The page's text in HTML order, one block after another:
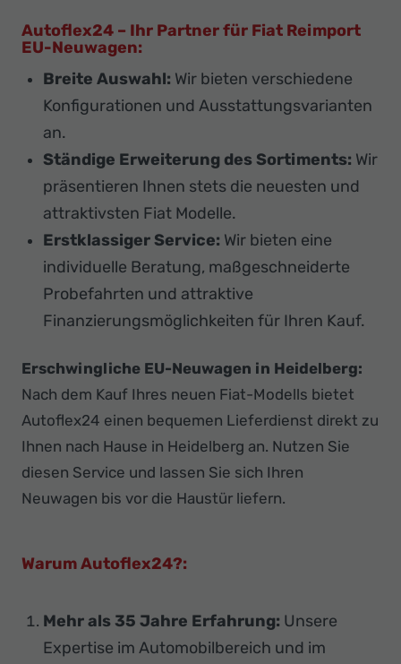
Autoflex24 – Ihr Partner für Fiat Reimport
EU-Neuwagen:
Breite Auswahl: Wir bieten verschiedene
Konfigurationen und Ausstattungsvarianten
an.
Ständige Erweiterung des Sortiments: Wir
präsentieren Ihnen stets die neuesten und
attraktivsten Fiat Modelle.
Erstklassiger Service: Wir bieten eine
individuelle Beratung, maßgeschneiderte
Probefahrten und attraktive
Finanzierungsmöglichkeiten für Ihren Kauf.
Erschwingliche EU-Neuwagen in Heidelberg:
Nach dem Kauf Ihres neuen Fiat-Modells bietet
Autoflex24 einen bequemen Lieferdienst direkt zu
Ihnen nach Hause in Heidelberg an. Nutzen Sie
diesen Service und lassen Sie sich Ihren
Neuwagen bis vor die Haustür liefern.
Warum Autoflex24?:
Mehr als 35 Jahre Erfahrung: Unsere
Expertise im Automobilbereich und im